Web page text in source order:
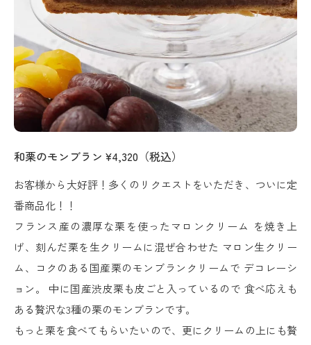
和栗のモンブラン ¥4,320（税込）
お客様から大好評！多くのリクエストをいただき、ついに定
番商品化！！
フランス産の濃厚な栗を使ったマロンクリーム を焼き上
げ、刻んだ栗を生クリームに混ぜ合わせた マロン生クリー
ム、コクのある国産栗のモンブランクリームで デコレーシ
ョン。 中に国産渋皮栗も皮ごと入っているので 食べ応えも
ある贅沢な3種の栗のモンブランです。
もっと栗を食べてもらいたいので、更にクリームの上にも贅